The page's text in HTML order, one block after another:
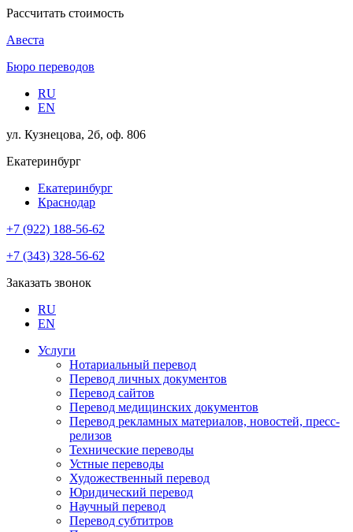
Рассчитать стоимость
Авеста
Бюро переводов
RU
EN
ул. Кузнецова, 2б, оф. 806
Екатеринбург
Екатеринбург
Краснодар
+7 (922) 188-56-62
+7 (343) 328-56-62
Заказать звонок
RU
EN
Услуги
Нотариальный перевод
Перевод личных документов
Перевод сайтов
Перевод медицинских документов
Перевод рекламных материалов, новостей, пресс-
релизов
Технические переводы
Устные переводы
Художественный перевод
Юридический перевод
Научный перевод
Перевод субтитров